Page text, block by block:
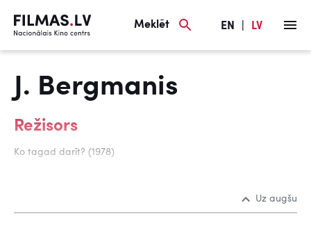
Meklēt EN LV
J. Bergmanis
Režisors
Ko tagad darīt? (1978)
Uz augšu